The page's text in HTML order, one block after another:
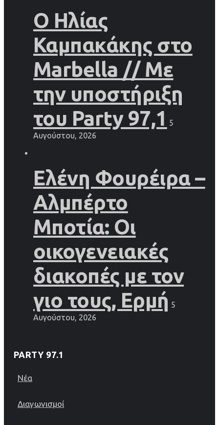
Ο Ηλίας
Καμπακάκης στο
Marbella // Με
την υποστήριξη
του Party 97,1
5
Αυγούστου, 2026
Ελένη Φουρέιρα –
Αλμπέρτο
Μποτία: Οι
οικογενειακές
διακοπές με τον
γιο τους, Ερμή 5
Αυγούστου, 2026
PARTY 97.1
Νέα
Διαγωνισμοί